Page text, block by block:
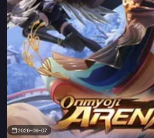
2026-06-07